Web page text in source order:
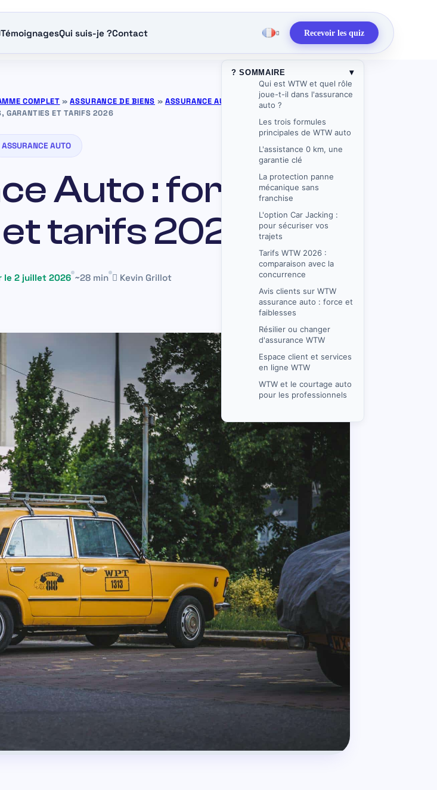
TémoignagesQui suis-je ?Contact Recevoir les quiz
COMPLET »ASSURANCE DE BIENS » ASSURANCE AUTO
WTW ASSURANCE AUTO :
GARANTIES ET TARIFS 2026
ASSURANCE AUTO
Auto : formules,
tarifs 2026
le 2 juillet 2026 ~28 min Kevin Grillot
? SOMMAIRE
▾
Qui est WTW et quel rôle
joue-t-il dans l'assurance
auto ?
Les trois formules
principales de WTW auto
L'assistance 0 km, une
garantie clé
La protection panne
mécanique sans
franchise
L'option Car Jacking :
pour sécuriser vos
trajets
Tarifs WTW 2026 :
comparaison avec la
concurrence
Avis clients sur WTW
assurance auto : force et
faiblesses
Résilier ou changer
d'assurance WTW
Espace client et services
en ligne WTW
WTW et le courtage auto
pour les professionnels